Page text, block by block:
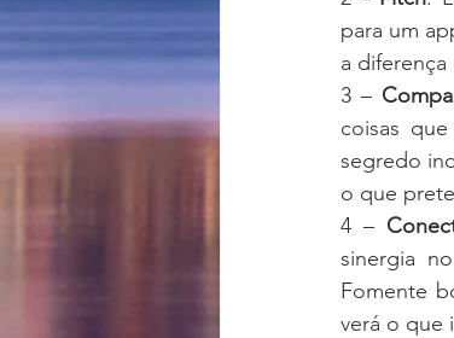
para um
a
3 –
coisas
segredo
o que
4 –
sinergia
Fomente
verá o que